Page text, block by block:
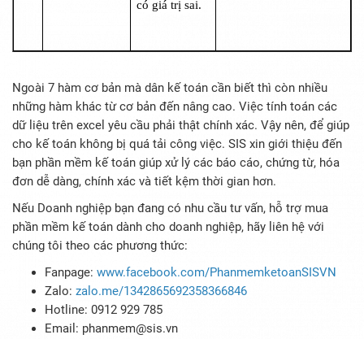
có giá trị sai.
Ngoài 7 hàm cơ bản mà dân kế toán cần biết thì còn nhiều
những hàm khác từ cơ bản đến nâng cao. Việc tính toán các
dữ liệu trên excel yêu cầu phải thật chính xác. Vậy nên, để giúp
cho kế toán không bị quá tải công việc. SIS xin giới thiệu đến
bạn phần mềm kế toán giúp xử lý các báo cáo, chứng từ, hóa
đơn dễ dàng, chính xác và tiết kệm thời gian hơn.
Nếu Doanh nghiệp bạn đang có nhu cầu tư vấn, hỗ trợ mua
phần mềm kế toán dành cho doanh nghiệp, hãy liên hệ với
chúng tôi theo các phương thức:
Fanpage: www.facebook.com/PhanmemketoanSISVN
Zalo: zalo.me/1342865692358366846
Hotline: 0912 929 785
Email: phanmem@sis.vn